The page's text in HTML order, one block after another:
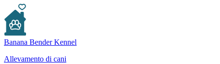
Banana Bender Kennel
Allevamento di cani